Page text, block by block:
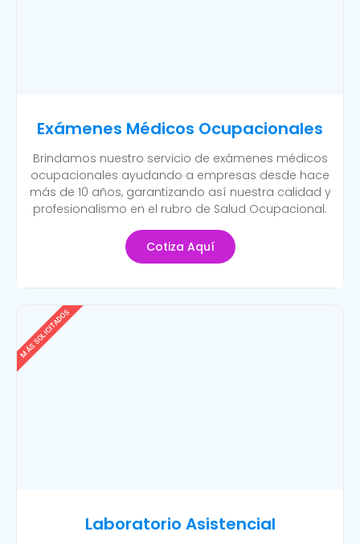
Exámenes Médicos Ocupacionales
Brindamos nuestro servicio de exámenes médicos
ocupacionales ayudando a empresas desde hace
más de 10 años, garantizando así nuestra calidad y
profesionalismo en el rubro de Salud Ocupacional.
Cotiza Aquí
Laboratorio Asistencial
MÁS SOLICITADOS